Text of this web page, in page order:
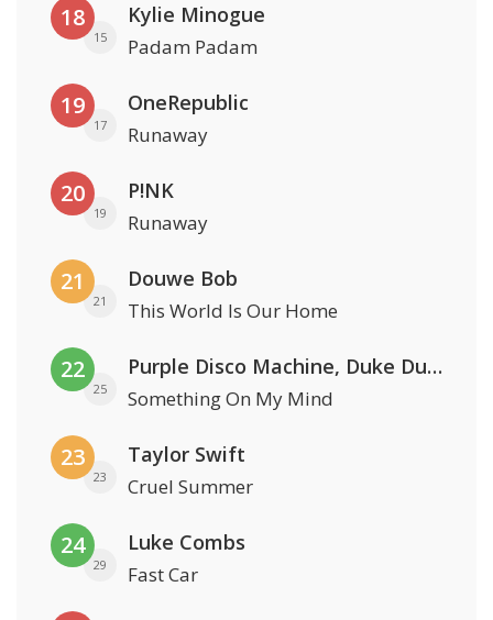
18
15
Kylie Minogue
Padam Padam
19
17
OneRepublic
Runaway
20
19
P!NK
Runaway
21
21
Douwe Bob
This World Is Our Home
22
25
Purple Disco Machine, Duke Dumont & Nothing But Thieves
Something On My Mind
23
23
Taylor Swift
Cruel Summer
24
29
Luke Combs
Fast Car